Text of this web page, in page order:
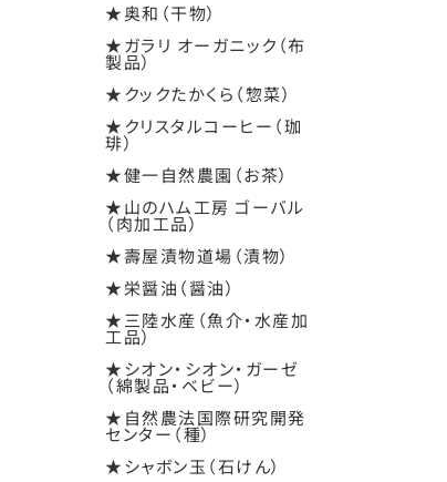
★奥和（干物）
★ガラリ オーガニック（布
製品）
★クックたかくら（惣菜）
★クリスタルコーヒー（珈
琲）
★健一自然農園（お茶）
★山のハム工房 ゴーバル
（肉加工品）
★壽屋漬物道場（漬物）
★栄醤油（醤油）
★三陸水産（魚介・水産加
工品）
★シオン・シオン・ガーゼ
（綿製品・ベビー）
★自然農法国際研究開発
センター（種）
★シャボン玉（石けん）